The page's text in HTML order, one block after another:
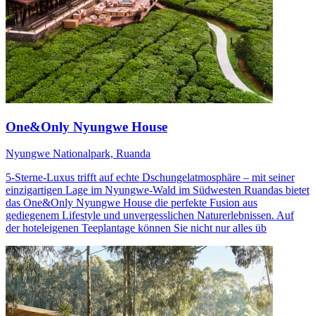
One&Only Nyungwe House
Nyungwe Nationalpark, Ruanda
5-Sterne-Luxus trifft auf echte Dschungelatmosphäre – mit seiner
einzigartigen Lage im Nyungwe-Wald im Südwesten Ruandas bietet
das One&Only Nyungwe House die perfekte Fusion aus
gediegenem Lifestyle und unvergesslichen Naturerlebnissen. Auf
der hoteleigenen Teeplantage können Sie nicht nur alles üb